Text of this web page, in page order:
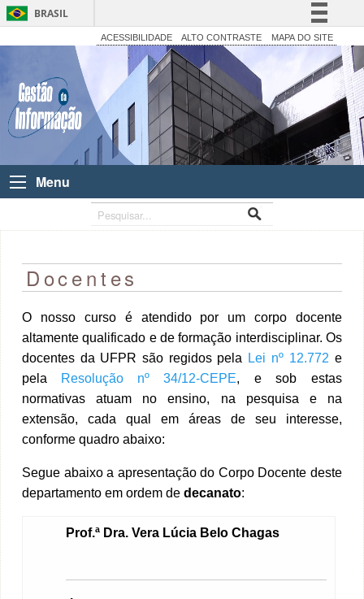
BRASIL
Simplifique!
Comunica BR
Participe
Acesso à informação
Legislação
ACESSIBILIDADE ALTO CONTRASTE MAPA DO SITE
Menu
Docentes
O nosso curso é atendido por um corpo docente
altamente qualificado e de formação interdisciplinar. Os
docentes da UFPR são regidos pela
Lei nº 12.772 e
pela
Resolução nº 34/12-CEPE, e sob estas
normativas atuam no ensino, na pesquisa e na
extensão, cada qual em áreas de seu interesse,
conforme quadro abaixo:
Segue abaixo a apresentação do Corpo Docente deste
departamento em ordem de decanato:
Prof.ª Dra. Vera Lúcia Belo Chagas